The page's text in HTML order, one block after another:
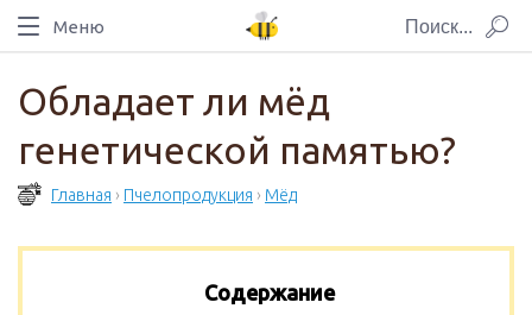
Меню
Обладает ли мёд
генетической памятью?
Главная › Пчелопродукция › Мёд
Содержание